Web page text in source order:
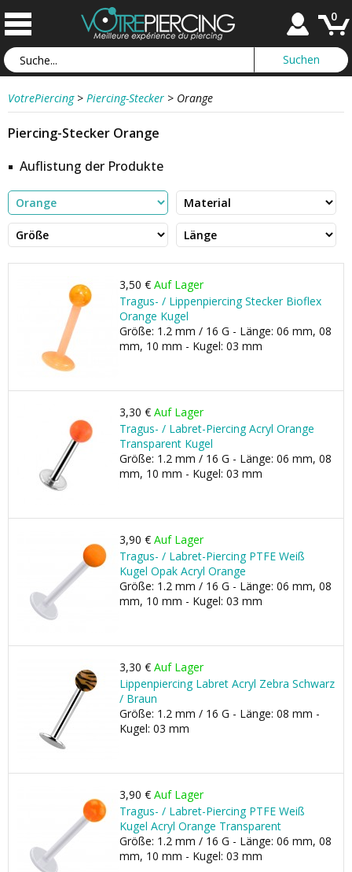
0
VotrePiercing > Piercing-Stecker > Orange
Piercing-Stecker Orange
Auflistung der Produkte
3,50 € Auf Lager
Tragus- / Lippenpiercing Stecker Bioflex
Orange Kugel
Größe: 1.2 mm / 16 G - Länge: 06 mm, 08
mm, 10 mm - Kugel: 03 mm
3,30 € Auf Lager
Tragus- / Labret-Piercing Acryl Orange
Transparent Kugel
Größe: 1.2 mm / 16 G - Länge: 06 mm, 08
mm, 10 mm - Kugel: 03 mm
3,90 € Auf Lager
Tragus- / Labret-Piercing PTFE Weiß
Kugel Opak Acryl Orange
Größe: 1.2 mm / 16 G - Länge: 06 mm, 08
mm, 10 mm - Kugel: 03 mm
3,30 € Auf Lager
Lippenpiercing Labret Acryl Zebra Schwarz
/ Braun
Größe: 1.2 mm / 16 G - Länge: 08 mm -
Kugel: 03 mm
3,90 € Auf Lager
Tragus- / Labret-Piercing PTFE Weiß
Kugel Acryl Orange Transparent
Größe: 1.2 mm / 16 G - Länge: 06 mm, 08
mm, 10 mm - Kugel: 03 mm